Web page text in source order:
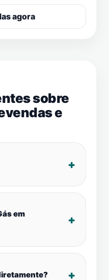
agora
sobre
e
em